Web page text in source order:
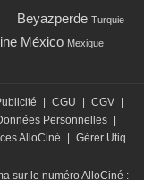
Beyazperde Turquie
México Mexique
CGU CGV
Personnelles
AlloCiné
Gérer Utiq
sur le numéro AlloCiné :